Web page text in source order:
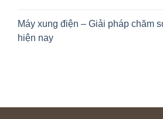
Máy xung điện – Giải pháp chăm
hiện nay